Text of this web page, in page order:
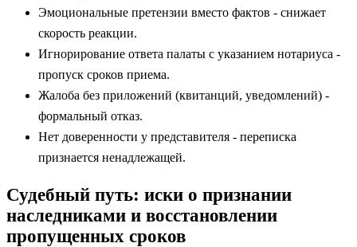
Эмоциональные претензии вместо фактов - снижает
скорость реакции.
Игнорирование ответа палаты с указанием нотариуса -
пропуск сроков приема.
Жалоба без приложений (квитанций, уведомлений) -
формальный отказ.
Нет доверенности у представителя - переписка
признается ненадлежащей.
Судебный путь: иски о признании
наследниками и восстановлении
пропущенных сроков